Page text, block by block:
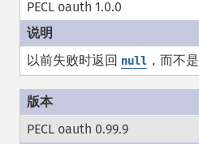
PECL oauth 1.0.0
以前失败时返回 null ，而不是
PECL oauth 0.99.9